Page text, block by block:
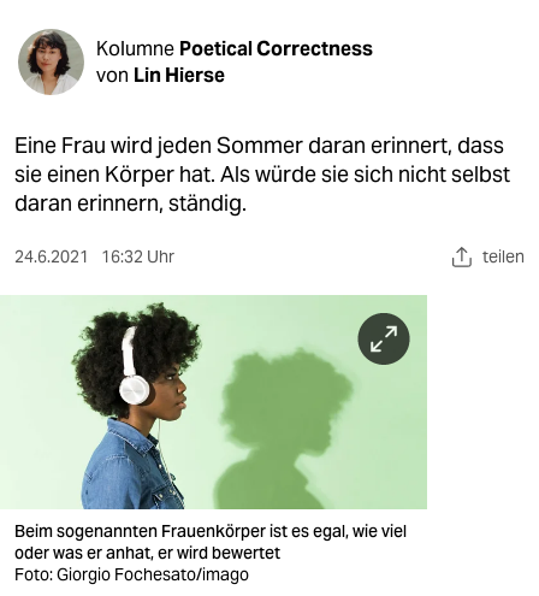
kultur
berlin
verlag
veranstaltungen
fragen & hilfe
unterstützen
Kolumne Poetical Correctness
von Lin Hierse
Eine Frau wird jeden Sommer daran erinnert, dass
sie einen Körper hat. Als würde sie sich nicht selbst
daran erinnern, ständig.
24.6.2021 16:32 Uhr teilen
Beim sogenannten Frauenkörper ist es egal, wie viel
oder was er anhat, er wird bewertet
Foto: Giorgio Fochesato/imago